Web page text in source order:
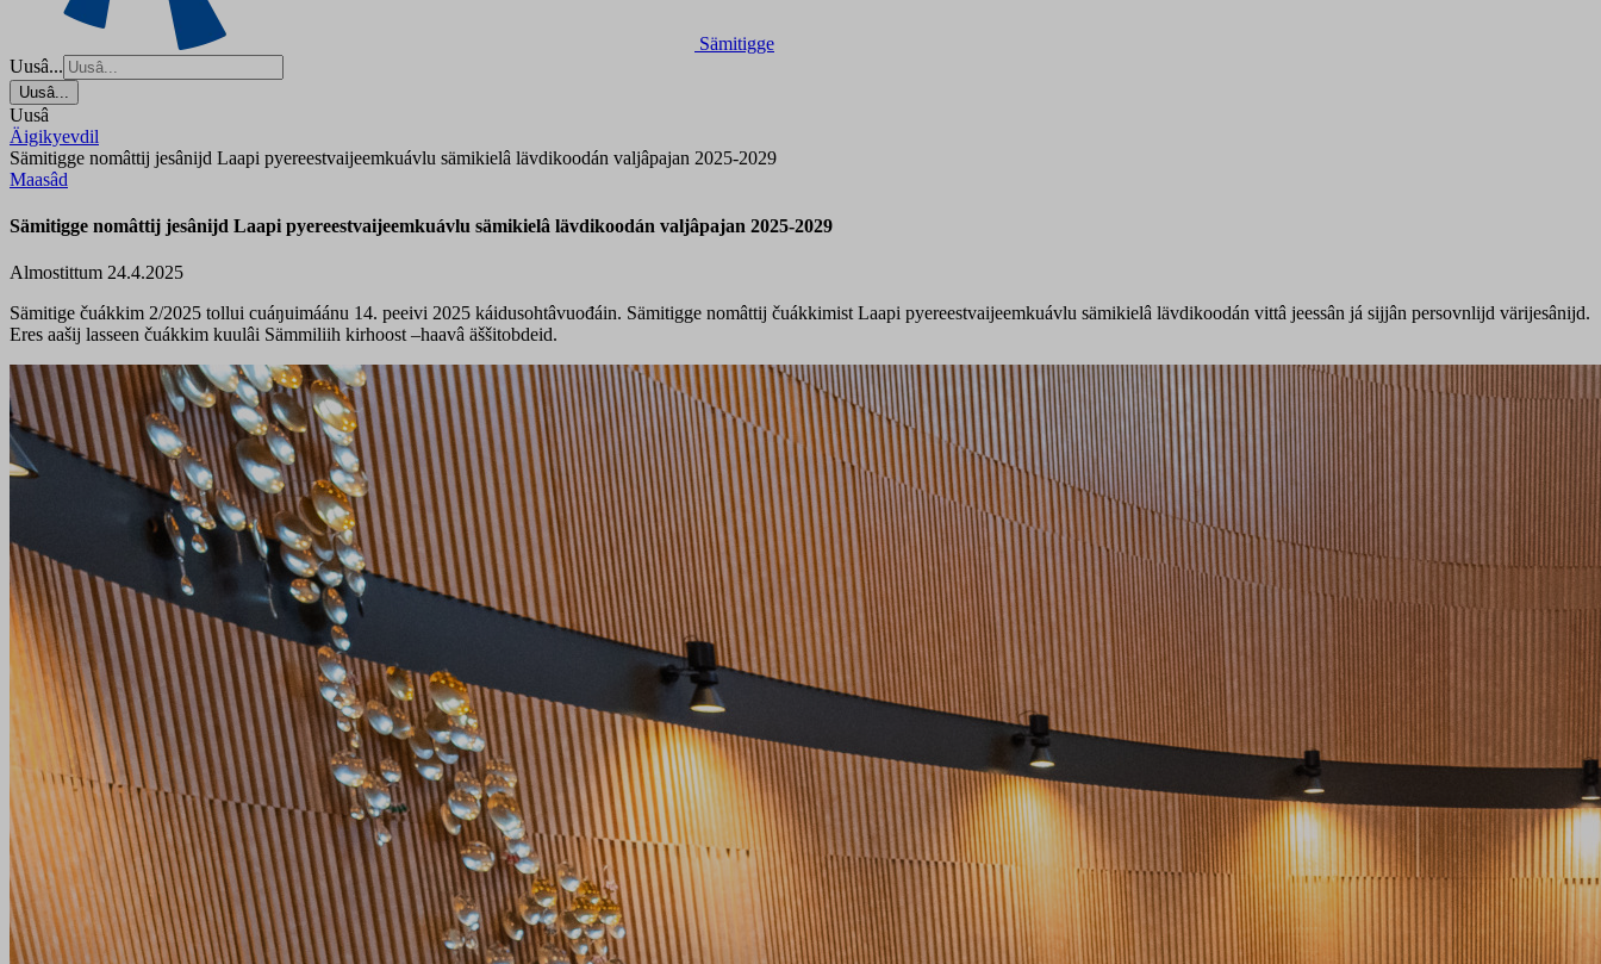
Sämitigge
Uusâ...
Uusâ...
Uusâ
Äigikyevdil
Sämitigge nomâttij jesânijd Laapi pyereestvaijeemkuávlu sämikielâ lävdikoodán valjâpajan 2025-2029
Maasâd
Sämitigge nomâttij jesânijd Laapi pyereestvaijeemkuávlu sämikielâ lävdikoodán valjâpajan 2025-2029
Almostittum 24.4.2025
Sämitige čuákkim 2/2025 tollui cuáŋuimáánu 14. peeivi 2025 káidusohtâvuođáin. Sämitigge nomâttij čuákkimist Laapi pyereestvaijeemkuávlu sämikielâ lävdikoodán vittâ jeessân já sijjân persovnlijd värijesânijd.
Eres aašij lasseen čuákkim kuulâi Sämmiliih kirhoost –haavâ äššitobdeid.